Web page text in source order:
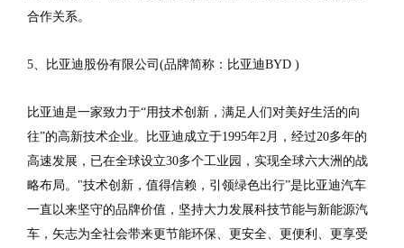
合作关系。
5、比亚迪股份有限公司(品牌简称：比亚迪BYD )
比亚迪是一家致力于“用技术创新，满足人们对美好生活的向
往”的高新技术企业。比亚迪成立于1995年2月，经过20多年的
高速发展，已在全球设立30多个工业园，实现全球六大洲的战
略布局。"技术创新，值得信赖，引领绿色出行”是比亚迪汽车
一直以来坚守的品牌价值，坚持大力发展科技节能与新能源汽
车，矢志为全社会带来更节能环保、更安全、更便利、更享受